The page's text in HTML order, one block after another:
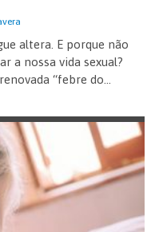
altera. E porque não
a nossa vida sexual?
“febre do...